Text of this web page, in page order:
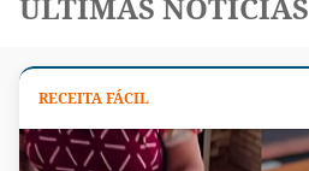
ÚLTIMAS NOTÍCIAS
RECEITA FÁCIL